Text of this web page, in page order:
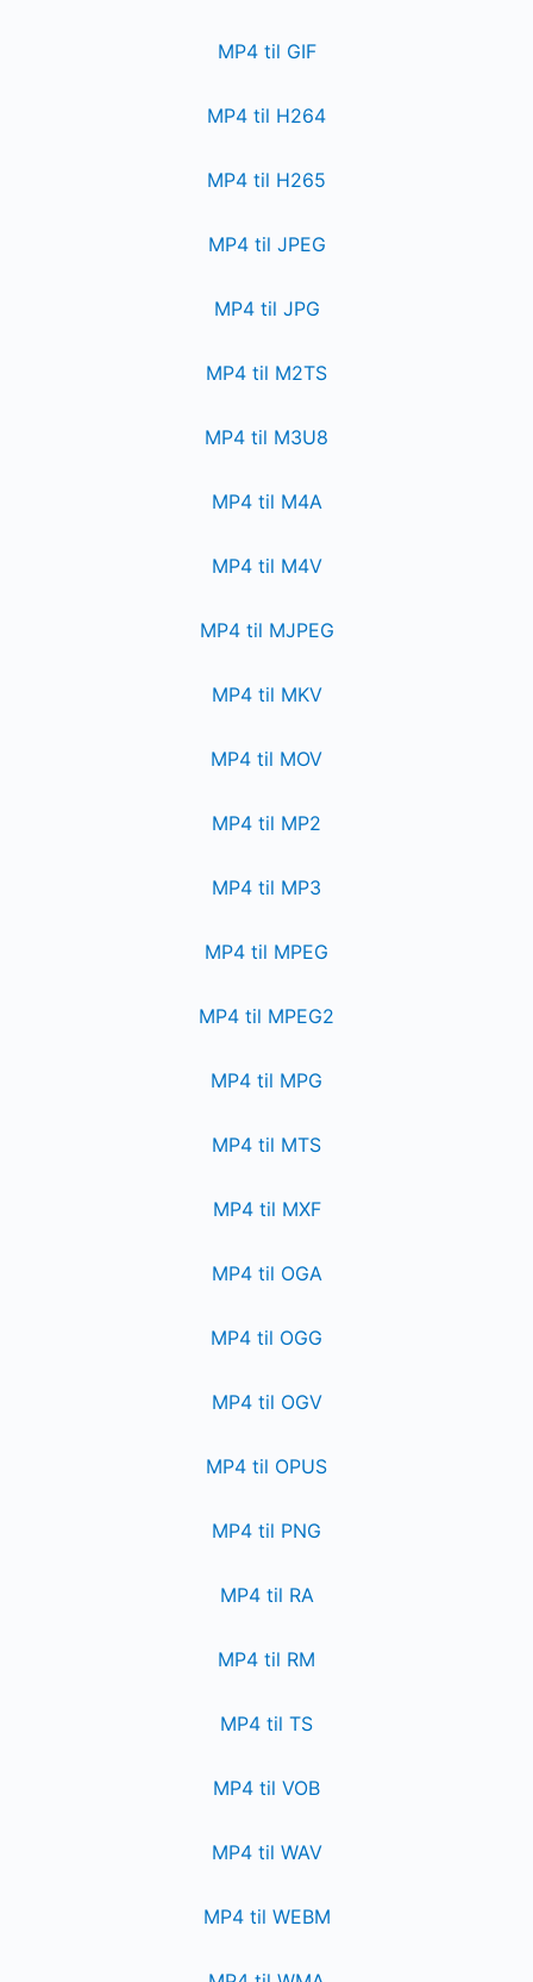
MP4 til GIF
MP4 til H264
MP4 til H265
MP4 til JPEG
MP4 til JPG
MP4 til M2TS
MP4 til M3U8
MP4 til M4A
MP4 til M4V
MP4 til MJPEG
MP4 til MKV
MP4 til MOV
MP4 til MP2
MP4 til MP3
MP4 til MPEG
MP4 til MPEG2
MP4 til MPG
MP4 til MTS
MP4 til MXF
MP4 til OGA
MP4 til OGG
MP4 til OGV
MP4 til OPUS
MP4 til PNG
MP4 til RA
MP4 til RM
MP4 til TS
MP4 til VOB
MP4 til WAV
MP4 til WEBM